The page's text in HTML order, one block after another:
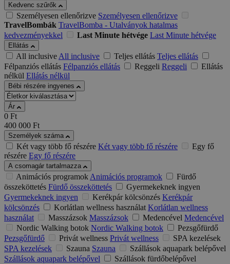
Kedvenc szűrők
Személyesen ellenőrizve Személyesen ellenőrizve
TravelBombák TravelBomba - Utalványok hatalmas
kedvezményekkel
Last Minute hétvége Last Minute hétvége
Ellátás
All inclusiveAll inclusive Teljes ellátás Teljes ellátás
Félpanziós ellátás Félpanziós ellátás Reggeli Reggeli
Ellátás
nélkül Ellátás nélkül
Bébi részére ingyenes
Ár
0 Ft
400 000 Ft
Személyek száma
Két vagy több fő részére Két vagy több fő részére
Egy fő
részére Egy fő részére
A csomagár tartalmazza
Animációs programokAnimációs programok
Fürdő
összeköttetés Fürdő összeköttetés
Gyermekeknek ingyen
Gyermekeknek ingyen
Kerékpár kölcsönzés Kerékpár
kölcsönzés
Korlátlan wellness használat Korlátlan wellness
használat
Masszázsok Masszázsok Medencével Medencével
Nordic Walking botok Nordic Walking botok
Pezsgőfürdő
Pezsgőfürdő
Privát wellness Privát wellness
SPA kezelések
SPA kezelések
Szauna Szauna
Szállások aquapark belépővel
Szállások aquapark belépővel
Szállások fürdőbelépővel